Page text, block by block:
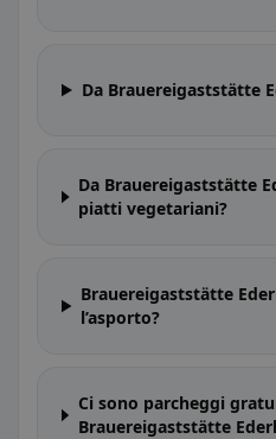
Da Brauereigaststätte
Da Brauereigaststätte
piatti vegetariani?
Brauereigaststätte
l’asporto?
Ci sono parcheggi
Brauereigaststätte